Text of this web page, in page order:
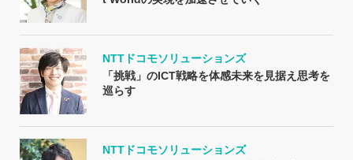
NTTドコモソリューションズ
「挑戦」のICT戦略を体感未来を見据え思考を
巡らす
NTTドコモソリューションズ